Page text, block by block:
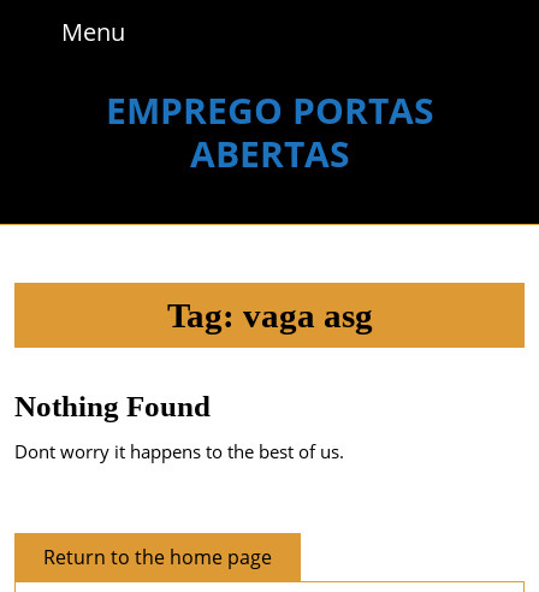
Menu
EMPREGO PORTAS
ABERTAS
Tag: vaga asg
Nothing Found
Dont worry it happens to the best of us.
Return to the home pageReturn
to